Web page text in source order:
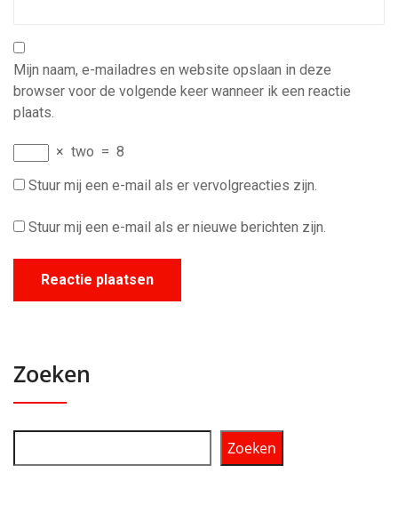
Mijn naam, e-mailadres en website opslaan in deze
browser voor de volgende keer wanneer ik een reactie
plaats.
× two = 8
Stuur mij een e-mail als er vervolgreacties zijn.
Stuur mij een e-mail als er nieuwe berichten zijn.
Zoeken
Zoeken